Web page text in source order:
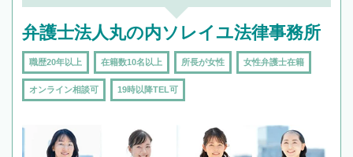
弁護士法人丸の内ソレイユ法律事務所
職歴20年以上 在籍数10名以上 所長が女性 女性弁護士在籍
オンライン相談可 19時以降TEL可